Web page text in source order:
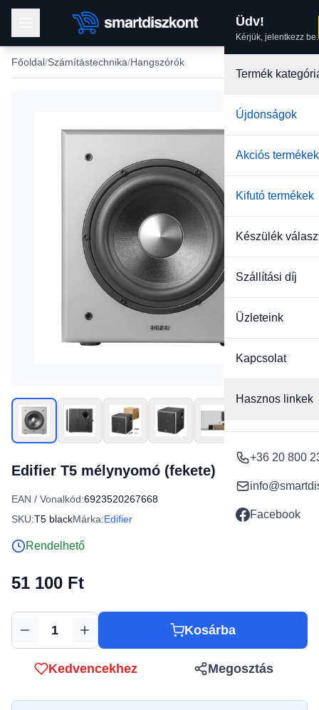
Üdv!
Kérjük, jelentkezz be.
Termék
Újdonságok
Akciós termékek
Kifutó termékek
Készülék
Szállítási díj
Üzleteink
Kapcsolat
Hasznos linkek
+36 20 800
Facebook
Főoldal Számítástechnika Hangszórók
Edifier T5 mélynyomó (fekete)
EAN / Vonalkód:6923520267668
SKU:T5 blackMárka:Edifier
Rendelhető
51 100 Ft
Mennyiség Kosárba
Kedvencekhez Megosztás